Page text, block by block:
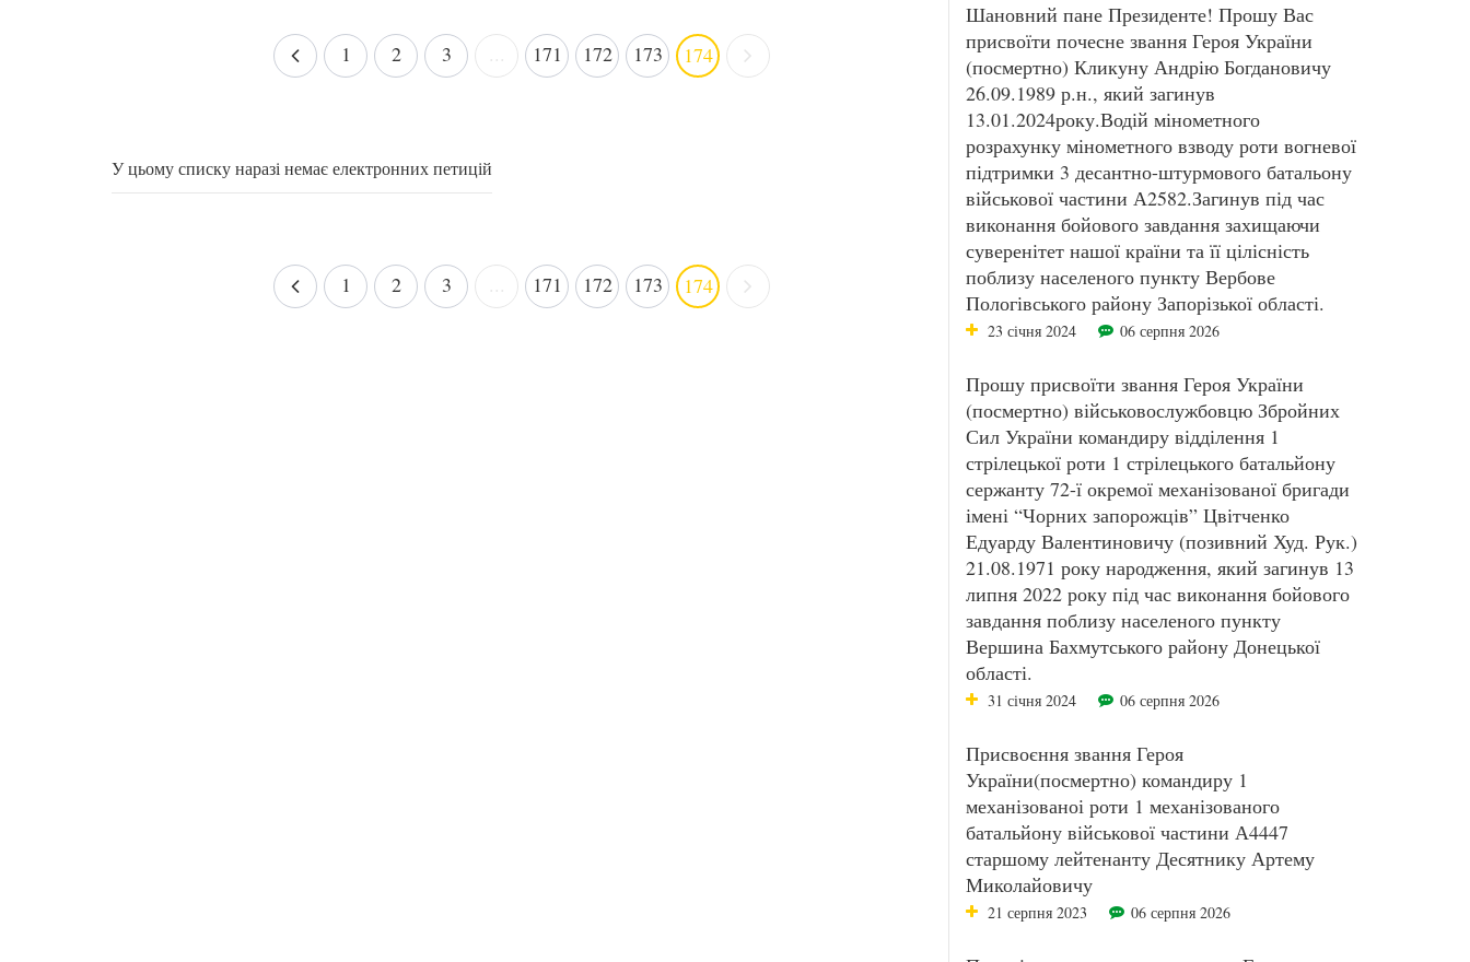
1 2 3 171 172 173 174
У цьому списку наразі немає електронних петицій
1 2 3 171 172 173 174
Шановний пане Президенте! Прошу Вас
присвоїти почесне звання Героя України
(посмертно) Кликуну Андрію Богдановичу
26.09.1989 р.н., який загинув
13.01.2024року.Водій мінометного
розрахунку мінометного взводу роти вогневої
підтримки 3 десантно-штурмового батальону
військової частини А2582.Загинув під час
виконання бойового завдання захищаючи
суверенітет нашої країни та її цілісність
поблизу населеного пункту Вербове
Пологівського району Запорізької області.
23 січня 2024 06 серпня 2026
Прошу присвоїти звання Героя України
(посмертно) військовослужбовцю Збройних
Сил України командиру відділення 1
стрілецької роти 1 стрілецького батальйону
сержанту 72-ї окремої механізованої бригади
імені “Чорних запорожців” Цвітченко
Едуарду Валентиновичу (позивний Худ. Рук.)
21.08.1971 року народження, який загинув 13
липня 2022 року під час виконання бойового
завдання поблизу населеного пункту
Вершина Бахмутського району Донецької
області.
31 січня 2024 06 серпня 2026
Присвоєння звання Героя
України(посмертно) командиру 1
механізованоі роти 1 механізованого
батальйону військової частини А4447
старшому лейтенанту Десятнику Артему
Миколайовичу
21 серпня 2023 06 серпня 2026